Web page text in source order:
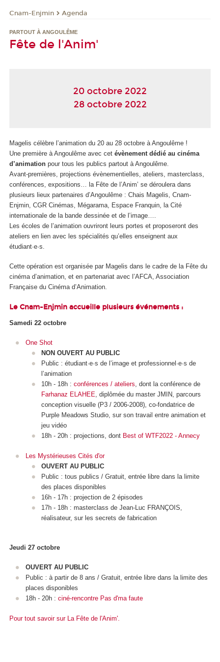
Cnam-Enjmin Agenda
PARTOUT À ANGOULÊME
Fête de l'Anim'
20 octobre 2022
28 octobre 2022
Magelis célèbre l’animation du 20 au 28 octobre à Angoulême !
Une première à Angoulême avec cet évènement dédié au cinéma
d’animation pour tous les publics partout à Angoulême.
Avant-premières, projections évènementielles, ateliers, masterclass,
conférences, expositions… la Fête de l’Anim’ se déroulera dans
plusieurs lieux partenaires d’Angoulême : Chais Magelis, Cnam-
Enjmin, CGR Cinémas, Mégarama, Espace Franquin, la Cité
internationale de la bande dessinée et de l’image….
Les écoles de l’animation ouvriront leurs portes et proposeront des
ateliers en lien avec les spécialités qu’elles enseignent aux
étudiant·e·s.
Cette opération est organisée par Magelis dans le cadre de la Fête du
cinéma d’animation, et en partenariat avec l’AFCA, Association
Française du Cinéma d’Animation.
Le Cnam-Enjmin accueille plusieurs événements :
Samedi 22 octobre
One Shot
NON OUVERT AU PUBLIC
Public : étudiant·e·s de l’image et professionnel·e·s de
l’animation
10h - 18h : conférences / ateliers, dont la conférence de
Farhanaz ELAHEE, diplômée du master JMIN, parcours
conception visuelle (P3 / 2006-2008), co-fondatrice de
Purple Meadows Studio, sur son travail entre animation et
jeu vidéo
18h - 20h : projections, dont Best of WTF2022 - Annecy
Les Mystérieuses Cités d'or
OUVERT AU PUBLIC
Public : tous publics / Gratuit, entrée libre dans la limite
des places disponibles
16h - 17h : projection de 2 épisodes
17h - 18h : masterclass de Jean-Luc FRANÇOIS,
réalisateur, sur les secrets de fabrication
Jeudi 27 octobre
OUVERT AU PUBLIC
Public : à partir de 8 ans / Gratuit, entrée libre dans la limite des
places disponibles
18h - 20h : ciné-rencontre Pas d'ma faute
Pour tout savoir sur La Fête de l'Anim'.